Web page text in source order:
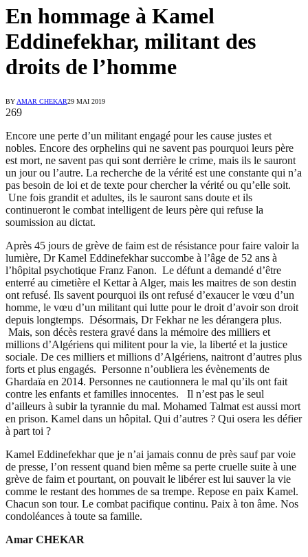
En hommage à Kamel
Eddinefekhar, militant des
droits de l’homme
BYAMAR CHEKAR29 MAI 2019
269
Encore une perte d’un militant engagé pour les cause justes et
nobles. Encore des orphelins qui ne savent pas pourquoi leurs père
est mort, ne savent pas qui sont derrière le crime, mais ils le sauront
un jour ou l’autre. La recherche de la vérité est une constante qui n’a
pas besoin de loi et de texte pour chercher la vérité ou qu’elle soit.
Une fois grandit et adultes, ils le sauront sans doute et ils
continueront le combat intelligent de leurs père qui refuse la
soumission au dictat.
Après 45 jours de grève de faim est de résistance pour faire valoir la
lumière, Dr Kamel Eddinefekhar succombe à l’âge de 52 ans à
l’hôpital psychotique Franz Fanon. Le défunt a demandé d’être
enterré au cimetière el Kettar à Alger, mais les maitres de son destin
ont refusé. Ils savent pourquoi ils ont refusé d’exaucer le vœu d’un
homme, le vœu d’un militant qui lutte pour le droit d’avoir son droit
depuis longtemps. Désormais, Dr Fekhar ne les dérangera plus.
Mais, son décès restera gravé dans la mémoire des milliers et
millions d’Algériens qui militent pour la vie, la liberté et la justice
sociale. De ces milliers et millions d’Algériens, naitront d’autres plus
forts et plus engagés. Personne n’oubliera les évènements de
Ghardaïa en 2014. Personnes ne cautionnera le mal qu’ils ont fait
contre les enfants et familles innocentes. Il n’est pas le seul
d’ailleurs à subir la tyrannie du mal. Mohamed Talmat est aussi mort
en prison. Kamel dans un hôpital. Qui d’autres ? Qui osera les défier
à part toi ?
Kamel Eddinefekhar que je n’ai jamais connu de près sauf par voie
de presse, l’on ressent quand bien même sa perte cruelle suite à une
grève de faim et pourtant, on pouvait le libérer est lui sauver la vie
comme le restant des hommes de sa trempe. Repose en paix Kamel.
Chacun son tour. Le combat pacifique continu. Paix à ton âme. Nos
condoléances à toute sa famille.
Amar CHEKAR